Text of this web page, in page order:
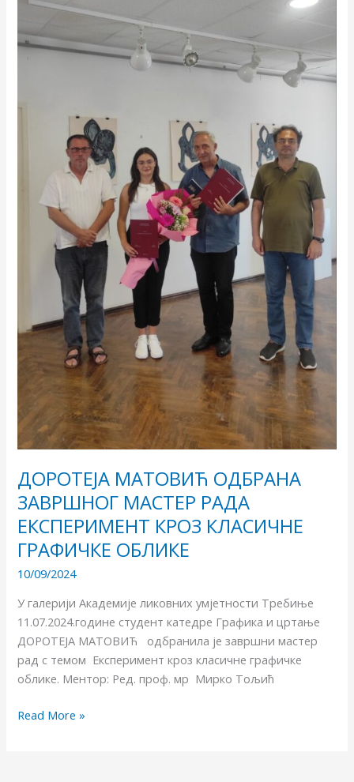
ДОРОТЕЈА МАТОВИЋ ОДБРАНА
ЗАВРШНОГ МАСТЕР РАДА
ЕКСПЕРИМЕНТ КРОЗ КЛАСИЧНЕ
ГРАФИЧКЕ ОБЛИКЕ
10/09/2024
У галерији Академије ликовних умјетности Требиње
11.07.2024.године студент катедре Графика и цртање
ДОРОТЕЈА МАТОВИЋ одбранила је завршни мастер
рад с темом Експеримент кроз класичне графичке
облике. Ментор: Ред. проф. мр Мирко Тољић
ЕКСПЕРИМЕНТ
КЛАСИЧНЕ
ГРАФИЧКЕ
Read More »